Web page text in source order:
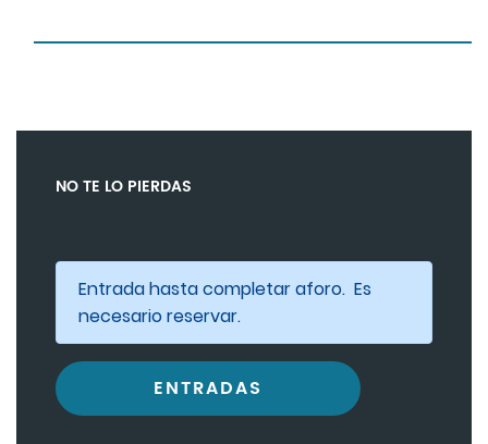
NO TE LO PIERDAS
Entrada hasta completar aforo. Es
necesario reservar.
ENTRADAS